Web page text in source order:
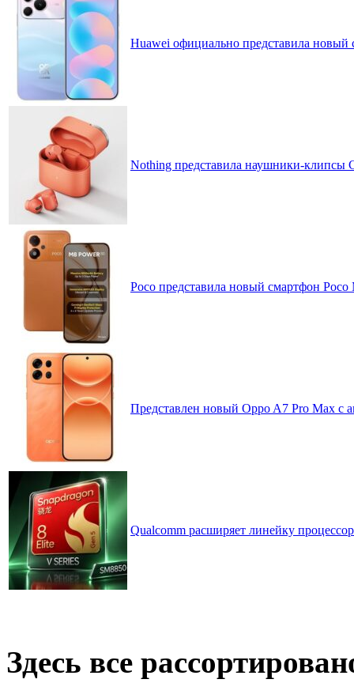
Huawei официально представила
Nothing представила наушники-клипсы
Poco представила новый смартфон
Представлен новый Oppo A7 Pro Max с
Qualcomm расширяет линейку
Здесь все